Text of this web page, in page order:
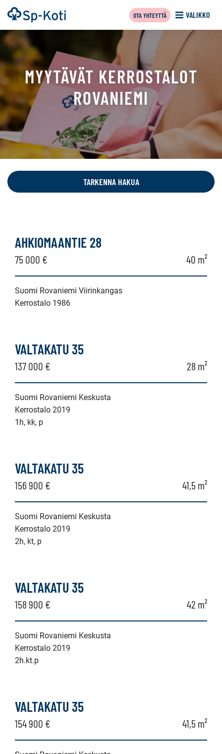
Siirry
sisältöön
Etusivu VALIKKO
OTA YHTEYTTÄ
MYYTÄVÄT KERROSTALOT
ROVANIEMI
Tällä
sivulla
kerrostalo,
luhtitalo
TARKENNA HAKUA
AHKIOMAANTIE 28
75 000 € 40 m²
Suomi Rovaniemi Viirinkangas
Kerrostalo 1986
VALTAKATU 35
137 000 € 28 m²
Suomi Rovaniemi Keskusta
Kerrostalo 2019
1h, kk, p
VALTAKATU 35
156 900 € 41,5 m²
Suomi Rovaniemi Keskusta
Kerrostalo 2019
2h, kt, p
VALTAKATU 35
158 900 € 42 m²
Suomi Rovaniemi Keskusta
Kerrostalo 2019
2h.kt.p
VALTAKATU 35
154 900 € 41,5 m²